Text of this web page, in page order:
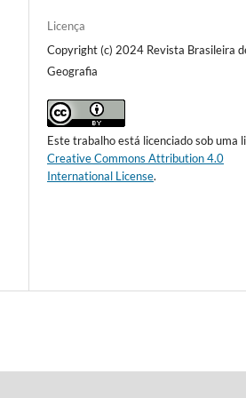
Licença
Copyright (c) 2024 Revista Brasileira
Geografia
Este trabalho está licenciado sob uma
Creative Commons Attribution 4.0
International License.